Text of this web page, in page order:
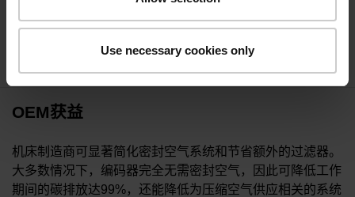
Use necessary cookies only
OEM获益
机床制造商可显著简化密封空气系统和节省额外的过滤器。
大多数情况下，编码器完全无需密封空气，因此可降低工作
期间的碳排放达99%，还能降低为压缩空气供应相关的系统